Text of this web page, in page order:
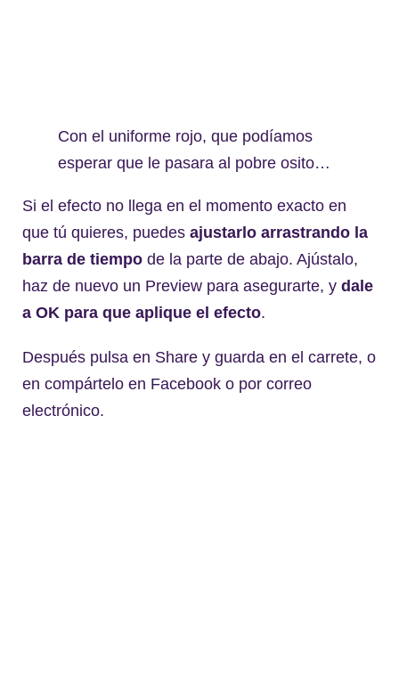
Con el uniforme rojo, que podíamos
esperar que le pasara al pobre osito…
Si el efecto no llega en el momento exacto en
que tú quieres, puedes ajustarlo arrastrando la
barra de tiempo de la parte de abajo. Ajústalo,
haz de nuevo un Preview para asegurarte, y dale
a OK para que aplique el efecto.
Después pulsa en Share y guarda en el carrete, o
en compártelo en Facebook o por correo
electrónico.